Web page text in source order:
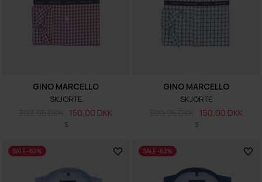
S
GINO MARCELLO
SKJORTE
150,00 DKK
S
GINO MARCELLO
SKJORTE
150,00 DKK
SALE -62% SALE -62%